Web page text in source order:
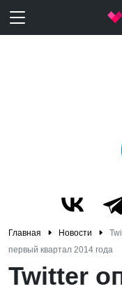
Главная Новости
первый квартал 2014 года
Twitter